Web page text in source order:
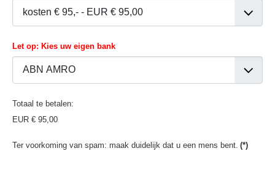
Let op: Kies uw eigen bank
Totaal te betalen:
EUR € 95,00
Ter voorkoming van spam: maak duidelijk dat u een mens bent. (*)